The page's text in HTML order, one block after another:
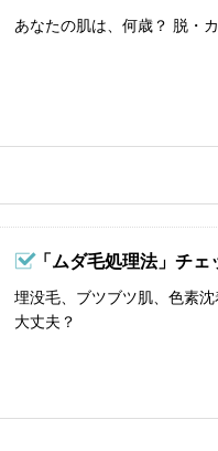
あなたの肌は、何歳？ 脱・
「ムダ毛処理法」チェ
埋没毛、ブツブツ肌、色素
大丈夫？